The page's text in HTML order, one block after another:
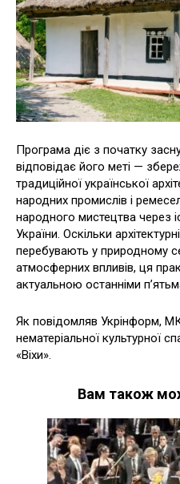
Програма діє з початку
відповідає його меті —
традиційної української
народних промислів і
народного мистецтва через
України. Оскільки
перебувають у природному
атмосферних впливів, ця
актуальною останніми
Як повідомляв Укрінформ,
нематеріальної культурної
«Віхи».
Вам також